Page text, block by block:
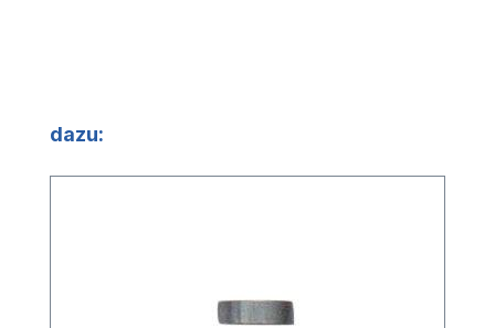
Produktgalerie überspringen
dazu: